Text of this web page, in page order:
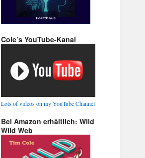
Cole’s YouTube-Kanal
Lots of videos on my YouTube Channel
Bei Amazon erhältlich: Wild
Wild Web